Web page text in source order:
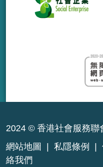
2024 © 香港社會服務聯
網站地圖
私隱條例
絡我們